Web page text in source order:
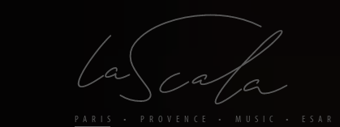
PARIS • PROVENCE • MUSIC • ESAR